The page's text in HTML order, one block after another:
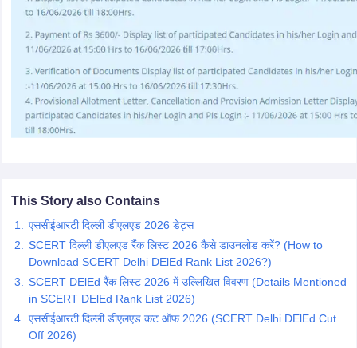
in GujaratGovt. Universities in West Bengal
Universities in Gujarat
Private Universities in West-Bengal Private
Government Colleges in Bhopal Government Colleges in Pune
in AllahabadPrivate Degree Colleges in Varanasi Private Degree
This Story also Contains
एससीईआरटी दिल्ली डीएलएड 2026 डेट्स
SCERT दिल्ली डीएलएड रैंक लिस्ट 2026 कैसे डाउनलोड करें? (How to
Download SCERT Delhi DElEd Rank List 2026?)
SCERT DElEd रैंक लिस्ट 2026 में उल्लिखित विवरण (Details Mentioned
in SCERT DElEd Rank List 2026)
एससीईआरटी दिल्ली डीएलएड कट ऑफ 2026 (SCERT Delhi DElEd Cut
Off 2026)